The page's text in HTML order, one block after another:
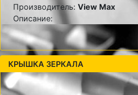
Производитель: View Max
Описание:
КРЫШКА ЗЕРКАЛА